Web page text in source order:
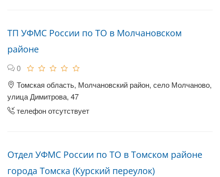
ТП УФМС России по ТО в Молчановском
районе
0
Томская область, Молчановский район, село Молчаново,
улица Димитрова, 47
телефон отсутствует
Отдел УФМС России по ТО в Томском районе
города Томска (Курский переулок)